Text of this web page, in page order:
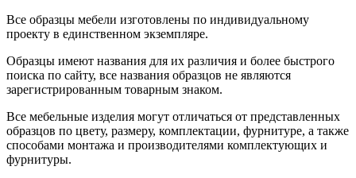
Все образцы мебели изготовлены по индивидуальному
проекту в единственном экземпляре.
Образцы имеют названия для их различия и более быстрого
поиска по сайту, все названия образцов не являются
зарегистрированным товарным знаком.
Все мебельные изделия могут отличаться от представленных
образцов по цвету, размеру, комплектации, фурнитуре, а также
способами монтажа и производителями комплектующих и
фурнитуры.